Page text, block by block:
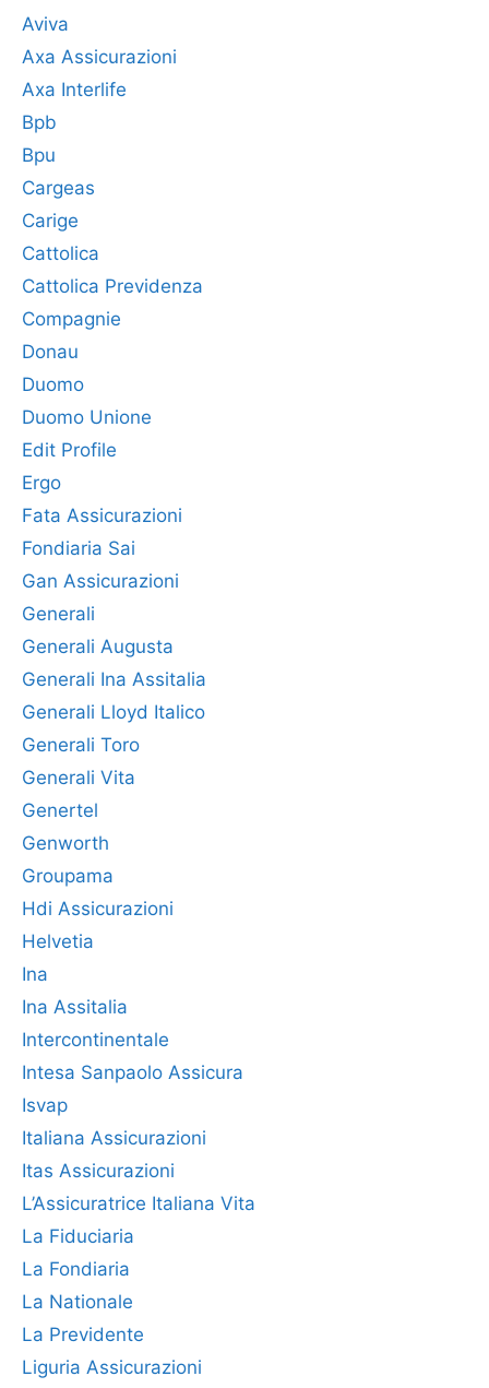
Aviva
Axa Assicurazioni
Axa Interlife
Bpb
Bpu
Cargeas
Carige
Cattolica
Cattolica Previdenza
Compagnie
Donau
Duomo
Duomo Unione
Edit Profile
Ergo
Fata Assicurazioni
Fondiaria Sai
Gan Assicurazioni
Generali
Generali Augusta
Generali Ina Assitalia
Generali Lloyd Italico
Generali Toro
Generali Vita
Genertel
Genworth
Groupama
Hdi Assicurazioni
Helvetia
Ina
Ina Assitalia
Intercontinentale
Intesa Sanpaolo Assicura
Isvap
Italiana Assicurazioni
Itas Assicurazioni
L’Assicuratrice Italiana Vita
La Fiduciaria
La Fondiaria
La Nationale
La Previdente
Liguria Assicurazioni